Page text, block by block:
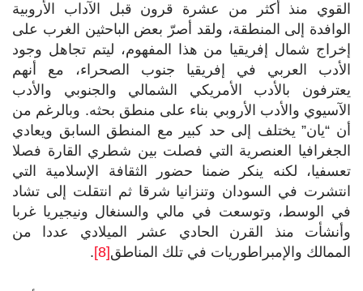
القوي منذ أكثر من عشرة قرون قبل الآداب الأروبية
الوافدة إلى المنطقة، ولقد أصرّ بعض الباحثين الغرب على
إخراج شمال إفريقيا من هذا المفهوم، ليتم تجاهل وجود
الأدب العربي في إفريقيا جنوب الصحراء، مع أنهم
يعترفون بالأدب الأمريكي الشمالي والجنوبي والأدب
الآسيوي والأدب الأروبي بناء على منطق بحثه. وبالرغم من
أن “يان” يختلف إلى حد كبير مع المنطق السابق ويعادي
الجغرافيا العنصرية التي فصلت بين شطري القارة فصلا
تعسفيا، لكنه ينكر ضمنا حضور الثقافة الإسلامية التي
انتشرت في السودان وتنزانيا شرقا ثم انتقلت إلى تشاد
في الوسط، وتوسعت في مالي والسنغال ونيجيريا غربا
وأنشأت منذ القرن الحادي عشر الميلادي عددا من
الممالك والإمبراطوريات في تلك المناطق[8]
.